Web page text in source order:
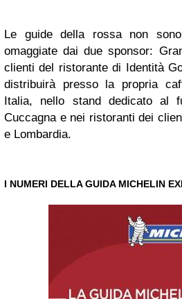
Le guide della rossa non
omaggiate dai due sponsor:
clienti del ristorante di Identità
distribuirà presso la propria
Italia, nello stand dedicato al
Cuccagna e nei ristoranti dei
e Lombardia.
I NUMERI DELLA GUIDA MICHELIN